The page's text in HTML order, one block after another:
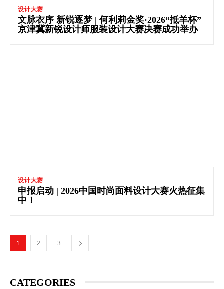
设计大赛
文脉衣序 新锐逐梦 | 何利莉金奖·2026“抵羊杯”
京津冀新锐设计师服装设计大赛决赛成功举办
设计大赛
申报启动 | 2026中国时尚面料设计大赛火热征集
中！
1 2 3
CATEGORIES